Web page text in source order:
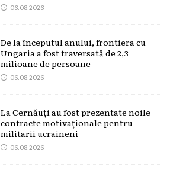
06.08.2026
De la începutul anului, frontiera cu
Ungaria a fost traversată de 2,3
milioane de persoane
06.08.2026
La Cernăuți au fost prezentate noile
contracte motivaționale pentru
militarii ucraineni
06.08.2026